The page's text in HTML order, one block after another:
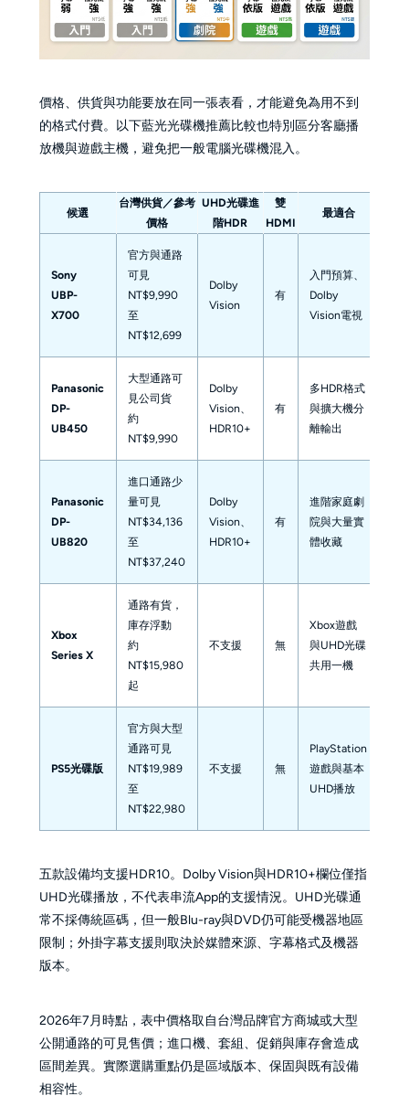
價格、供貨與功能要放在同一張表看，才能避免為用不到
的格式付費。以下藍光光碟機推薦比較也特別區分客廳播
放機與遊戲主機，避免把一般電腦光碟機混入。
候選
台灣供貨／參考
價格
UHD光碟進
階HDR
雙
HDMI
最適合
Sony
UBP-
X700
官方與通路
可見
NT$9,990
至
NT$12,699
Dolby
Vision
有
入門預算、
Dolby
Vision電視
Panasonic
DP-
UB450
大型通路可
見公司貨
約
NT$9,990
Dolby
Vision、
HDR10+
有
多HDR格式
與擴大機分
離輸出
Panasonic
DP-
UB820
進口通路少
量可見
NT$34,136
至
NT$37,240
Dolby
Vision、
HDR10+
有
進階家庭劇
院與大量實
體收藏
Xbox
Series X
通路有貨，
庫存浮動
約
NT$15,980
起
不支援 無
Xbox遊戲
與UHD光碟
共用一機
PS5光碟版
官方與大型
通路可見
NT$19,989
至
NT$22,980
不支援 無
PlayStation
遊戲與基本
UHD播放
五款設備均支援HDR10。Dolby Vision與HDR10+欄位僅指
UHD光碟播放，不代表串流App的支援情況。UHD光碟通
常不採傳統區碼，但一般Blu-ray與DVD仍可能受機器地區
限制；外掛字幕支援則取決於媒體來源、字幕格式及機器
版本。
2026年7月時點，表中價格取自台灣品牌官方商城或大型
公開通路的可見售價；進口機、套組、促銷與庫存會造成
區間差異。實際選購重點仍是區域版本、保固與既有設備
相容性。